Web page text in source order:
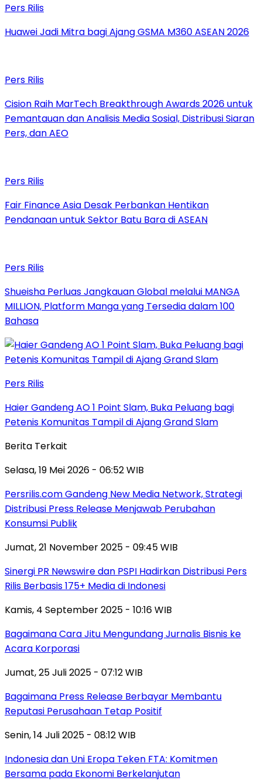
Pers Rilis
Huawei Jadi Mitra bagi Ajang GSMA M360 ASEAN 2026
Pers Rilis
Cision Raih MarTech Breakthrough Awards 2026 untuk
Pemantauan dan Analisis Media Sosial, Distribusi Siaran
Pers, dan AEO
Pers Rilis
Fair Finance Asia Desak Perbankan Hentikan
Pendanaan untuk Sektor Batu Bara di ASEAN
Pers Rilis
Shueisha Perluas Jangkauan Global melalui MANGA
MILLION, Platform Manga yang Tersedia dalam 100
Bahasa
Pers Rilis
Haier Gandeng AO 1 Point Slam, Buka Peluang bagi
Petenis Komunitas Tampil di Ajang Grand Slam
Berita Terkait
Selasa, 19 Mei 2026 - 06:52 WIB
Persrilis.com Gandeng New Media Network, Strategi
Distribusi Press Release Menjawab Perubahan
Konsumsi Publik
Jumat, 21 November 2025 - 09:45 WIB
Sinergi PR Newswire dan PSPI Hadirkan Distribusi Pers
Rilis Berbasis 175+ Media di Indonesi
Kamis, 4 September 2025 - 10:16 WIB
Bagaimana Cara Jitu Mengundang Jurnalis Bisnis ke
Acara Korporasi
Jumat, 25 Juli 2025 - 07:12 WIB
Bagaimana Press Release Berbayar Membantu
Reputasi Perusahaan Tetap Positif
Senin, 14 Juli 2025 - 08:12 WIB
Indonesia dan Uni Eropa Teken FTA: Komitmen
Bersama pada Ekonomi Berkelanjutan